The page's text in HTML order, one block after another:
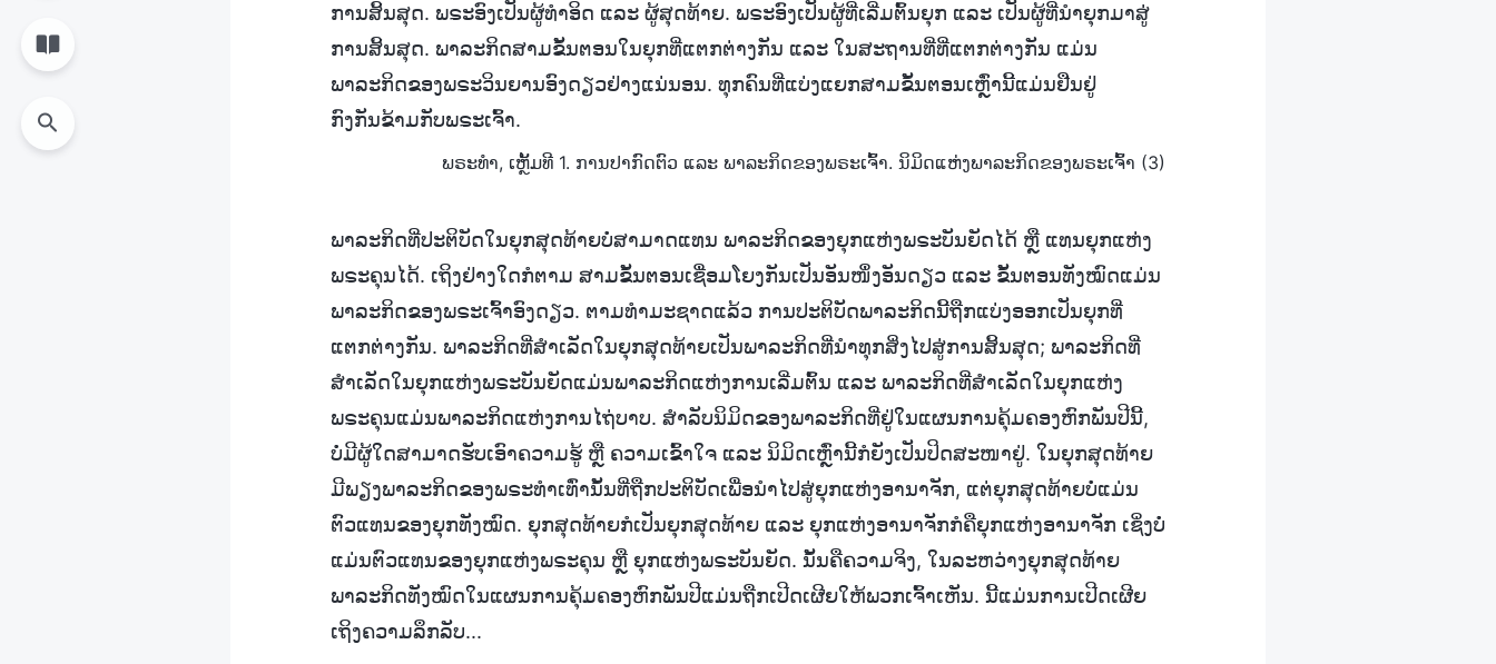
ການສິ້ນສຸດ. ພຣະອົງເປັນຜູ້ທໍາອິດ ແລະ ຜູ້ສຸດທ້າຍ. ພຣະອົງເປັນຜູ້ທີ່ເລີ່ມຕົ້ນຍຸກ ແລະ ເປັນຜູ້ທີ່ນໍາຍຸກມາສູ່
ການສິ້ນສຸດ. ພາລະກິດສາມຂັ້ນຕອນໃນຍຸກທີ່ແຕກຕ່າງກັນ ແລະ ໃນສະຖານທີ່ທີ່ແຕກຕ່າງກັນ ແມ່ນ
ພາລະກິດຂອງພຣະວິນຍານອົງດຽວຢ່າງແນ່ນອນ. ທຸກຄົນທີ່ແບ່ງແຍກສາມຂັ້ນຕອນເຫຼົ່ານີ້ແມ່ນຢືນຢູ່
ກົງກັນຂ້າມກັບພຣະເຈົ້າ.
ພຣະທຳ, ເຫຼັ້ມທີ 1. ການປາກົດຕົວ ແລະ ພາລະກິດຂອງພຣະເຈົ້າ. ນິມິດແຫ່ງພາລະກິດຂອງພຣະເຈົ້າ (3)
ພາລະກິດທີ່ປະຕິບັດໃນຍຸກສຸດທ້າຍບໍ່ສາມາດແທນ ພາລະກິດຂອງຍຸກແຫ່ງພຣະບັນຍັດໄດ້ ຫຼື ແທນຍຸກແຫ່ງ
ພຣະຄຸນໄດ້. ເຖິງຢ່າງໃດກໍຕາມ ສາມຂັ້ນຕອນເຊື່ອມໂຍງກັນເປັນອັນໜຶ່ງອັນດຽວ ແລະ ຂັ້ນຕອນທັງໝົດແມ່ນ
ພາລະກິດຂອງພຣະເຈົ້າອົງດຽວ. ຕາມທໍາມະຊາດແລ້ວ ການປະຕິບັດພາລະກິດນີ້ຖືກແບ່ງອອກເປັນຍຸກທີ່
ແຕກຕ່າງກັນ. ພາລະກິດທີ່ສໍາເລັດໃນຍຸກສຸດທ້າຍເປັນພາລະກິດທີ່ນໍາທຸກສິ່ງໄປສູ່ການສິ້ນສຸດ; ພາລະກິດທີ່
ສໍາເລັດໃນຍຸກແຫ່ງພຣະບັນຍັດແມ່ນພາລະກິດແຫ່ງການເລີ່ມຕົ້ນ ແລະ ພາລະກິດທີ່ສໍາເລັດໃນຍຸກແຫ່ງ
ພຣະຄຸນແມ່ນພາລະກິດແຫ່ງການໄຖ່ບາບ. ສໍາລັບນິມິດຂອງພາລະກິດທີ່ຢູ່ໃນແຜນການຄຸ້ມຄອງຫົກພັນປີນີ້,
ບໍ່ມີຜູ້ໃດສາມາດຮັບເອົາຄວາມຮູ້ ຫຼື ຄວາມເຂົ້າໃຈ ແລະ ນິມິດເຫຼົ່ານີ້ກໍຍັງເປັນປິດສະໜາຢູ່. ໃນຍຸກສຸດທ້າຍ
ມີພຽງພາລະກິດຂອງພຣະທໍາເທົ່ານັ້ນທີ່ຖືກປະຕິບັດເພື່ອນໍາໄປສູ່ຍຸກແຫ່ງອານາຈັກ, ແຕ່ຍຸກສຸດທ້າຍບໍ່ແມ່ນ
ຕົວແທນຂອງຍຸກທັງໝົດ. ຍຸກສຸດທ້າຍກໍເປັນຍຸກສຸດທ້າຍ ແລະ ຍຸກແຫ່ງອານາຈັກກໍຄືຍຸກແຫ່ງອານາຈັກ ເຊິ່ງບໍ່
ແມ່ນຕົວແທນຂອງຍຸກແຫ່ງພຣະຄຸນ ຫຼື ຍຸກແຫ່ງພຣະບັນຍັດ. ນັ້ນຄືຄວາມຈິງ, ໃນລະຫວ່າງຍຸກສຸດທ້າຍ
ພາລະກິດທັງໝົດໃນແຜນການຄຸ້ມຄອງຫົກພັນປີແມ່ນຖືກເປີດເຜີຍໃຫ້ພວກເຈົ້າເຫັນ. ນີ້ແມ່ນການເປີດເຜີຍ
ເຖິງຄວາມລຶກລັບ...